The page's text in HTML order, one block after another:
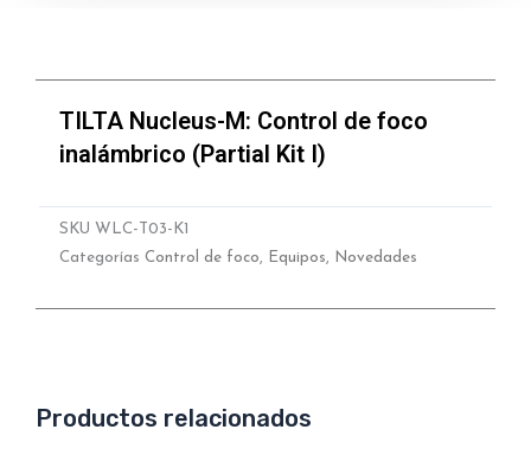
TILTA Nucleus-M: Control de foco
inalámbrico (Partial Kit I)
SKU WLC-T03-K1
Categorías Control de foco Equipos Novedades
Productos relacionados